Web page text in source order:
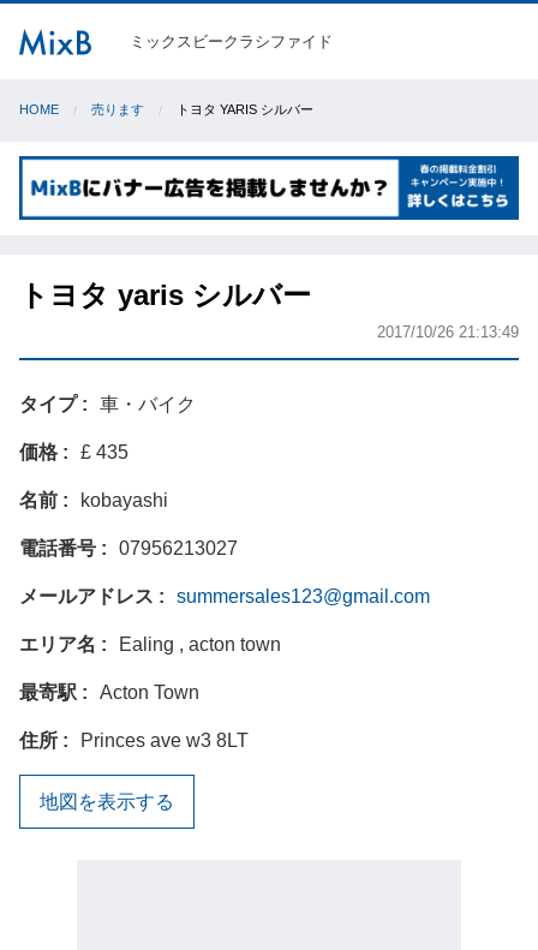
ミックスビークラシファイド
HOME 売ります トヨタ YARIS シルバー
トヨタ yaris シルバー
2017/10/26 21:13:49
タイプ 車・バイク
価格 £ 435
名前 kobayashi
電話番号 07956213027
メールアドレス summersales123@gmail.com
エリア名 Ealing , acton town
最寄駅 Acton Town
住所 Princes ave w3 8LT
地図を表示する